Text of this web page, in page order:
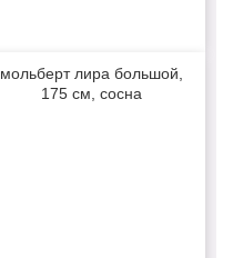
мольберт лира большой,
175 см, сосна